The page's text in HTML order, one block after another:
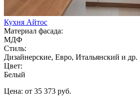
Кухня Айтос
Материал фасада:
МДФ
Стиль:
Дизайнерские, Евро, Итальянский и др.
Цвет:
Белый
Цена: от 35 373 руб.